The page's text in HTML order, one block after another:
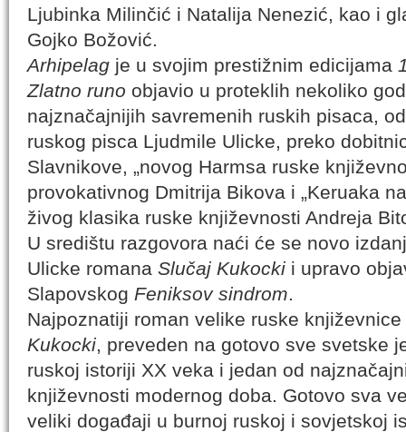
Ljubinka Milinčić i Natalija Nenezić, kao i
Gojko Božović.
Arhipelag je u svojim prestižnim edicijama
Zlatno runo objavio u proteklih nekoliko
najznačajnijih savremenih ruskih pisaca,
ruskog pisca Ljudmile Ulicke, preko
Slavnikove, „novog Harmsa ruske
provokativnog Dmitrija Bikova i „Keruaka
živog klasika ruske književnosti Andreja
U središtu razgovora naći će se novo
Ulicke romana Slučaj Kukocki i upravo
Slapovskog Feniksov sindrom.
Najpoznatiji roman velike ruske
Kukocki, preveden na gotovo sve svetske
ruskoj istoriji XX veka i jedan od
književnosti modernog doba. Gotovo sva
veliki događaji u burnoj ruskoj i sovjetskoj